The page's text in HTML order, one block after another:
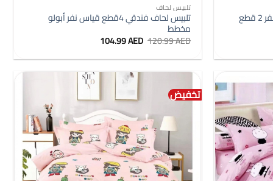
100% قطن شرشف فندقي قياس نفر 2 قطع
تلبيس لحاف
تلبيس لحاف فندقي 4قطع قياس نفر أبولو
مخطط
120.99AED السعر
الأصلي
هو:
120.99 AED.
104.99AED
هو:
104.99 AED.
تخفيض